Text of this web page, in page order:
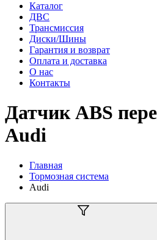
Каталог
ДВС
Трансмиссия
Диски/Шины
Гарантия и возврат
Оплата и доставка
О нас
Контакты
Датчик ABS
Audi
Главная
Тормозная система
Audi